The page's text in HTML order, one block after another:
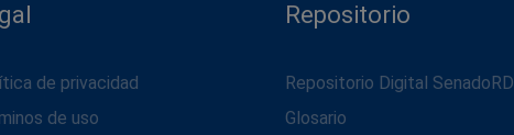
de privacidad
de uso
Repositorio
Repositorio Digital SenadoRD
Glosario